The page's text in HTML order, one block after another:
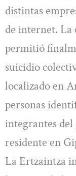
distintas
de internet. La
permitió
suicidio
localizado en
personas
integrantes
residente en
La Ertzaintza